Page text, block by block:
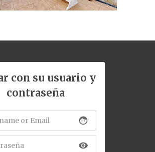
con su usuario y
contraseña
face
visibility